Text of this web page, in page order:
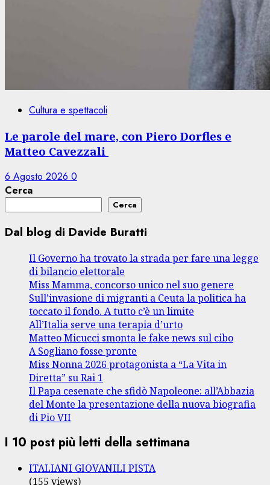
Cultura e spettacoli
Le parole del mare, con Piero Dorfles e
Matteo Cavezzali
6 Agosto 2026 0
Cerca
Cerca
Dal blog di Davide Buratti
Il Governo ha trovato la strada per fare una legge
di bilancio elettorale
Miss Mamma, concorso unico nel suo genere
Sull’invasione di migranti a Ceuta la politica ha
toccato il fondo. A tutto c’è un limite
All’Italia serve una terapia d’urto
Matteo Micucci smonta le fake news sul cibo
A Sogliano fosse pronte
Miss Nonna 2026 protagonista a “La Vita in
Diretta” su Rai 1
Il Papa cesenate che sfidò Napoleone: all’Abbazia
del Monte la presentazione della nuova biografia
di Pio VII
I 10 post più letti della settimana
ITALIANI GIOVANILI PISTA
(155 views)